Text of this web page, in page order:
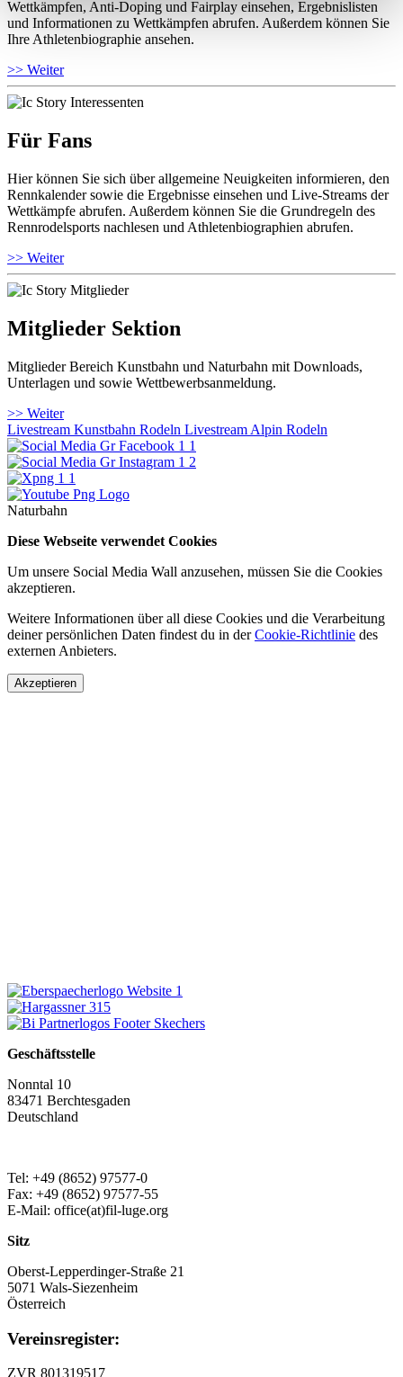
Wettkämpfen, Anti-Doping und Fairplay einsehen, Ergebnislisten
und Informationen zu Wettkämpfen abrufen. Außerdem können Sie
Ihre Athletenbiographie ansehen.
>> Weiter
Für Fans
Hier können Sie sich über allgemeine Neuigkeiten informieren, den
Rennkalender sowie die Ergebnisse einsehen und Live-Streams der
Wettkämpfe abrufen. Außerdem können Sie die Grundregeln des
Rennrodelsports nachlesen und Athletenbiographien abrufen.
>> Weiter
Mitglieder Sektion
Mitglieder Bereich Kunstbahn und Naturbahn mit Downloads,
Unterlagen und sowie Wettbewerbsanmeldung.
>> Weiter
Livestream Kunstbahn Rodeln Livestream Alpin Rodeln
Naturbahn
Diese Webseite verwendet Cookies
Um unsere Social Media Wall anzusehen, müssen Sie die Cookies
akzeptieren.
Weitere Informationen über all diese Cookies und die Verarbeitung
deiner persönlichen Daten findest du in derCookie-Richtlinie des
externen Anbieters.
Akzeptieren
Geschäftsstelle
Nonntal 10
83471 Berchtesgaden
Deutschland
Tel: +49 (8652) 97577-0
Fax: +49 (8652) 97577-55
E-Mail: office(at)fil-luge.org
Sitz
Oberst-Lepperdinger-Straße 21
5071 Wals-Siezenheim
Österreich
Vereinsregister:
ZVR 801319517